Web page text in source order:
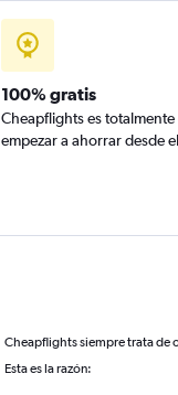
100% gratis
Cheapflights es
empezar a ahorrar desde
Cheapflights siempre trata de
Esta es la razón: